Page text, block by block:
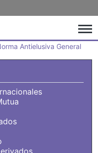
Antielusiva General